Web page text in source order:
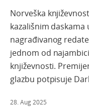
Norveška
kazališnim
nagrađivanog
jednom od
književnosti.
glazbu potpisuje
28. Aug 2025